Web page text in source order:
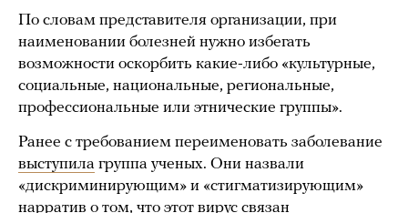
По словам представителя организации, при
наименовании болезней нужно избегать
возможности оскорбить какие-либо «культурные,
социальные, национальные, региональные,
профессиональные или этнические группы».
Ранее с требованием переименовать заболевание
выступила группа ученых. Они назвали
«дискриминирующим» и «стигматизирующим»
нарратив о том, что этот вирус связан